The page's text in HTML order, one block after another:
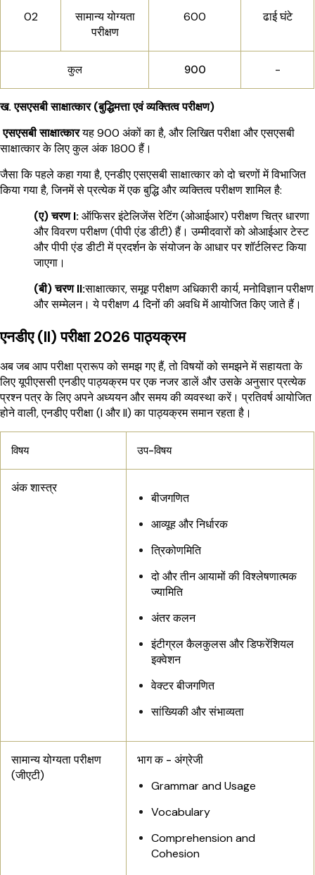
02
सामान्य योग्यता
परीक्षण
600 ढाई घंटे
कुल 900 -
ख. एसएसबी साक्षात्कार (बुद्धिमत्ता एवं व्यक्तित्व परीक्षण)
एसएसबी साक्षात्कारयह 900 अंकों का है, और लिखित परीक्षा और एसएसबी
साक्षात्कार के लिए कुल अंक 1800 हैं।
जैसा कि पहले कहा गया है, एनडीए एसएसबी साक्षात्कार को दो चरणों में विभाजित
किया गया है, जिनमें से प्रत्येक में एक बुद्धि और व्यक्तित्व परीक्षण शामिल है:
(ए) चरण I: ऑफिसर इंटेलिजेंस रेटिंग (ओआईआर) परीक्षण चित्र धारणा
और विवरण परीक्षण (पीपी एंड डीटी) हैं। उम्मीदवारों को ओआईआर टेस्ट
और पीपी एंड डीटी में प्रदर्शन के संयोजन के आधार पर शॉर्टलिस्ट किया
जाएगा।
(बी) चरण II:साक्षात्कार, समूह परीक्षण अधिकारी कार्य, मनोविज्ञान परीक्षण
और सम्मेलन। ये परीक्षण 4 दिनों की अवधि में आयोजित किए जाते हैं।
एनडीए (II) परीक्षा 2026 पाठ्यक्रम
अब जब आप परीक्षा प्रारूप को समझ गए हैं, तो विषयों को समझने में सहायता के
लिए यूपीएससी एनडीए पाठ्यक्रम पर एक नजर डालें और उसके अनुसार प्रत्येक
प्रश्न पत्र के लिए अपने अध्ययन और समय की व्यवस्था करें। प्रतिवर्ष आयोजित
होने वाली, एनडीए परीक्षा (I और II) का पाठ्यक्रम समान रहता है।
विषय उप-विषय
अंक शास्त्र
बीजगणित
आव्यूह और निर्धारक
त्रिकोणमिति
दो और तीन आयामों की विश्लेषणात्मक
ज्यामिति
अंतर कलन
इंटीग्रल कैलकुलस और डिफरेंशियल
इक्वेशन
वेक्टर बीजगणित
सांख्यिकी और संभाव्यता
सामान्य योग्यता परीक्षण
(जीएटी)
भाग क - अंग्रेजी
Grammar and Usage
Vocabulary
Comprehension and
Cohesion